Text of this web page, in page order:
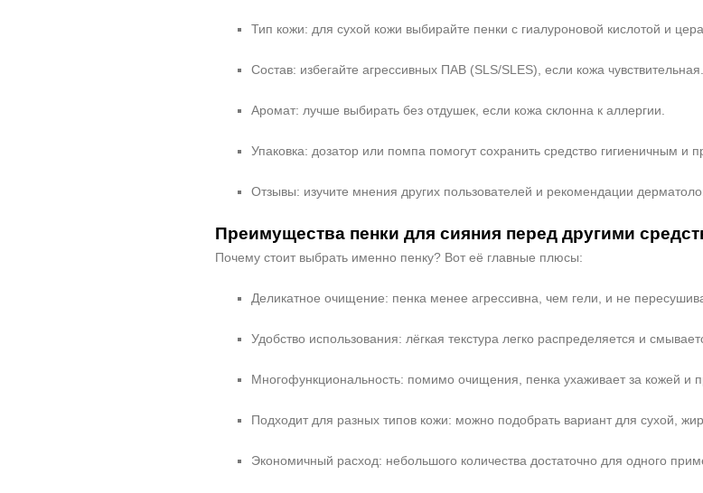
Тип кожи: для сухой кожи выбирайте пенки с гиалуроновой кислотой и
Состав: избегайте агрессивных ПАВ (SLS/SLES), если кожа чувствительная.
Аромат: лучше выбирать без отдушек, если кожа склонна к аллергии.
Упаковка: дозатор или помпа помогут сохранить средство гигиеничным и
Отзывы: изучите мнения других пользователей и рекомендации
Преимущества пенки для сияния перед другими
Почему стоит выбрать именно пенку? Вот её главные плюсы:
Деликатное очищение: пенка менее агрессивна, чем гели, и не
Удобство использования: лёгкая текстура легко распределяется и
Многофункциональность: помимо очищения, пенка ухаживает за кожей и
Подходит для разных типов кожи: можно подобрать вариант для сухой,
Экономичный расход: небольшого количества достаточно для одного